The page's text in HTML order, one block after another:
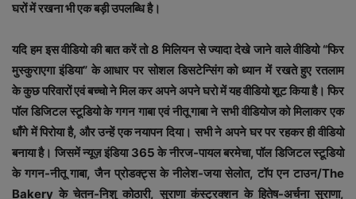
घरों में रखना भी एक बड़ी उपलब्धि है।
यदि हम इस वीडियो की बात करें तो 8 मिलियन से ज्यादा देखे जाने वाले वीडियो “फिर
मुस्कुराएगा इंडिया” के आधार पर सोशल डिसटेन्सिंग को ध्यान में रखते हुए रतलाम
के कुछ परिवारों एवं बच्चो ने मिल कर अपने अपने घरो में यह वीडियो शूट किया है। फिर
पॉल डिजिटल स्टूडियो के गगन गाबा एवं नीतू गाबा ने सभी वीडियोज को मिलाकर एक
धाँगे में पिरोया है, और उन्हें एक नयापन दिया। सभी ने अपने घर पर रहकर ही वीडियो
बनाया है। जिसमें न्यूज़ इंडिया 365 के नीरज-पायल बरमेचा, पॉल डिजिटल स्टूडियो
के गगन-नीतू गाबा, जैन प्रोडक्ट्स के नीलेश-जया सेलोत, टॉप एन टाउन/The
Bakery के चेतन-निशु कोठारी, सुराणा कंस्ट्रक्शन के हितेष-अर्चना सुराणा,